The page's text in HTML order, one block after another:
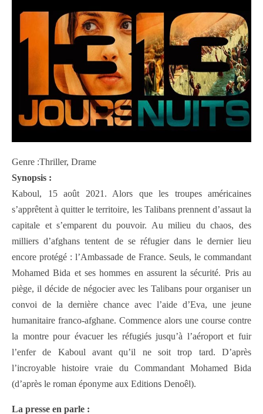
Genre :Thriller, Drame
Synopsis :
Kaboul, 15 août 2021. Alors que les troupes américaines
s’apprêtent à quitter le territoire, les Talibans prennent d’assaut la
capitale et s’emparent du pouvoir. Au milieu du chaos, des
milliers d’afghans tentent de se réfugier dans le dernier lieu
encore protégé : l’Ambassade de France. Seuls, le commandant
Mohamed Bida et ses hommes en assurent la sécurité. Pris au
piège, il décide de négocier avec les Talibans pour organiser un
convoi de la dernière chance avec l’aide d’Eva, une jeune
humanitaire franco-afghane. Commence alors une course contre
la montre pour évacuer les réfugiés jusqu’à l’aéroport et fuir
l’enfer de Kaboul avant qu’il ne soit trop tard. D’après
l’incroyable histoire vraie du Commandant Mohamed Bida
(d’après le roman éponyme aux Editions Denoêl).
La presse en parle :